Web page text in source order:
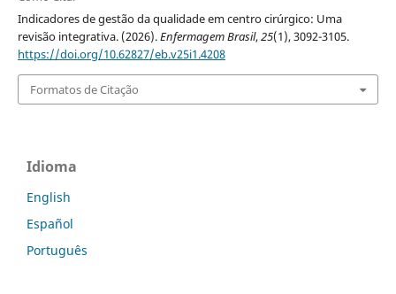
Indicadores de gestão da qualidade em centro cirúrgico: Uma
revisão integrativa. (2026).Enfermagem Brasil,25(1), 3092-3105.
https://doi.org/10.62827/eb.v25i1.4208
Formatos de Citação
Idioma
English
Español
Português